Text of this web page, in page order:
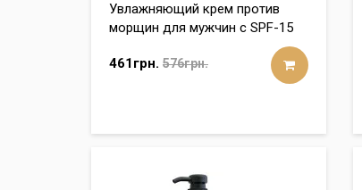
Увлажняющий крем против
морщин для мужчин с SPF-15
461грн. 576грн.